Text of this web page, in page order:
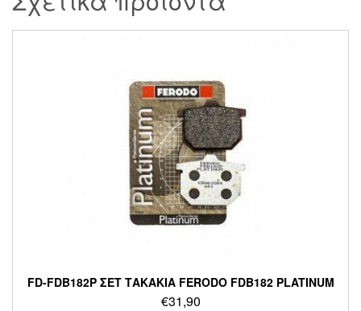
FD-FDB182P ΣΕΤ ΤΑΚΑΚΙΑ FERODO FDB182 PLATINUM
€31,90